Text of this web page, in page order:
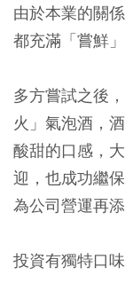
由於本業的關
都充滿「嘗鮮」
多方嘗試之後
火」氣泡酒，
酸甜的口感，
迎，也成功繼
為公司營運再添
投資有獨特口